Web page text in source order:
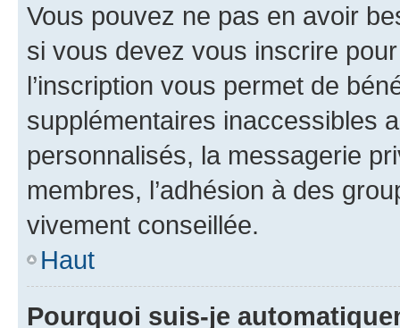
Vous pouvez ne pas en avoir
si vous devez vous inscrire
l’inscription vous permet de
supplémentaires inaccessibles
personnalisés, la messagerie
membres, l’adhésion à des
vivement conseillée.
Haut
Pourquoi suis-je